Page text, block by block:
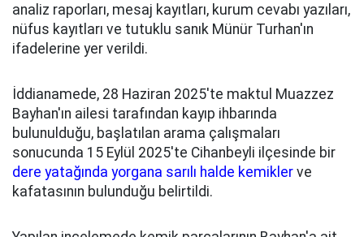
analiz raporları, mesaj kayıtları, kurum cevabı yazıları,
nüfus kayıtları ve tutuklu sanık Münür Turhan'ın
ifadelerine yer verildi.
İddianamede, 28 Haziran 2025'te maktul Muazzez
Bayhan'ın ailesi tarafından kayıp ihbarında
bulunulduğu, başlatılan arama çalışmaları
sonucunda 15 Eylül 2025'te Cihanbeyli ilçesinde bir
dere yatağında yorgana sarılı halde kemikler ve
kafatasının bulunduğu belirtildi.